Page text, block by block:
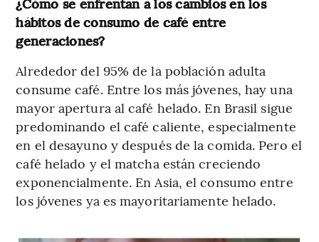
hábitos de consumo de café entre
generaciones?
Alrededor del 95% de la población adulta
consume café. Entre los más jóvenes, hay una
mayor apertura al café helado. En Brasil sigue
predominando el café caliente, especialmente
en el desayuno y después de la comida. Pero el
café helado y el matcha están creciendo
exponencialmente. En Asia, el consumo entre
los jóvenes ya es mayoritariamente helado.